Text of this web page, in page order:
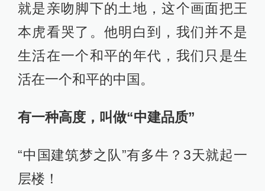
就是亲吻脚下的土地，这个画面把王
本虎看哭了。他明白到，我们并不是
生活在一个和平的年代，我们只是生
活在一个和平的中国。
有一种高度，叫做“中建品质”
“中国建筑梦之队”有多牛？3天就起一
层楼！